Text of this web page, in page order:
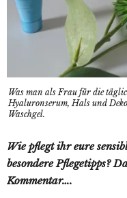
Was man als Frau für die
Hyaluronserum, Hals und
Waschgel.
Wie pflegt ihr eure
besondere Pflegetipps?
Kommentar….